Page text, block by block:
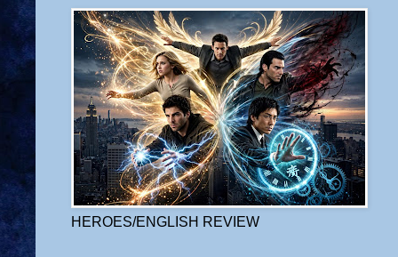
HEROES/ENGLISH REVIEW